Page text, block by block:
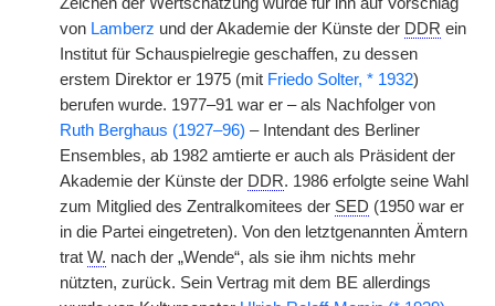
von Lamberz und der Akademie der Künste der DDR ein
Institut für Schauspielregie geschaffen, zu dessen
erstem Direktor er 1975 (mit Friedo Solter, * 1932)
berufen wurde. 1977–91 war er – als Nachfolger von
Ruth Berghaus (1927–96) – Intendant des Berliner
Ensembles, ab 1982 amtierte er auch als Präsident der
Akademie der Künste der DDR. 1986 erfolgte seine Wahl
zum Mitglied des Zentralkomitees der SED (1950 war er
in die Partei eingetreten). Von den letztgenannten Ämtern
trat W. nach der „Wende“, als sie ihm nichts mehr
nützten, zurück. Sein Vertrag mit dem BE allerdings